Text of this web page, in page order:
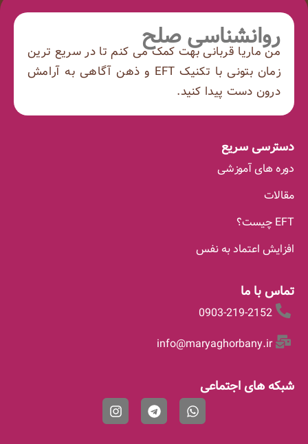
روانشناسی صلح
من ماریا قربانی بهت کمک می کنم تا در سریع ترین
زمان بتونی با تکنیک EFT و ذهن آگاهی به آرامش
درون دست پیدا کنید.
دسترسی سریع
دوره های آموزشی
مقالات
EFT چیست؟
افزایش اعتماد به نفس
تماس با ما
0903-219-2152
info@maryaghorbany.ir
شبکه های اجتماعی